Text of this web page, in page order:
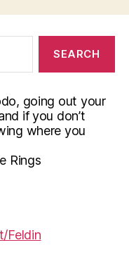
going out your
if you don’t
where you
Rings
Feldin